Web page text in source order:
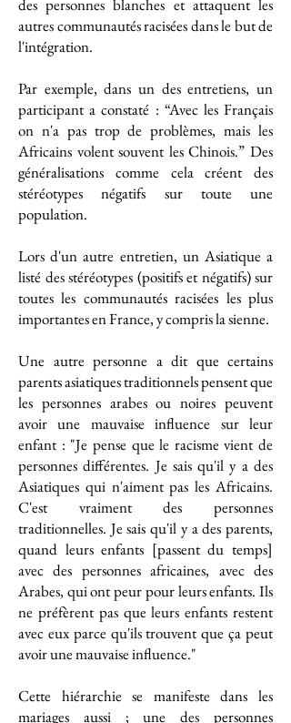
des personnes blanches et attaquent les
autres communautés racisées dans le but de
l'intégration.
Par exemple, dans un des entretiens, un
participant a constaté : “Avec les Français
on n'a pas trop de problèmes, mais les
Africains volent souvent les Chinois.” Des
généralisations comme cela créent des
stéréotypes négatifs sur toute une
population.
Lors d'un autre entretien, un Asiatique a
listé des stéréotypes (positifs et négatifs) sur
toutes les communautés racisées les plus
importantes en France, y compris la sienne.
Une autre personne a dit que certains
parents asiatiques traditionnels pensent que
les personnes arabes ou noires peuvent
avoir une mauvaise influence sur leur
enfant : "Je pense que le racisme vient de
personnes différentes. Je sais qu'il y a des
Asiatiques qui n'aiment pas les Africains.
C'est vraiment des personnes
traditionnelles. Je sais qu'il y a des parents,
quand leurs enfants [passent du temps]
avec des personnes africaines, avec des
Arabes, qui ont peur pour leurs enfants. Ils
ne préfèrent pas que leurs enfants restent
avec eux parce qu'ils trouvent que ça peut
avoir une mauvaise influence."
Cette hiérarchie se manifeste dans les
mariages aussi ; une des personnes